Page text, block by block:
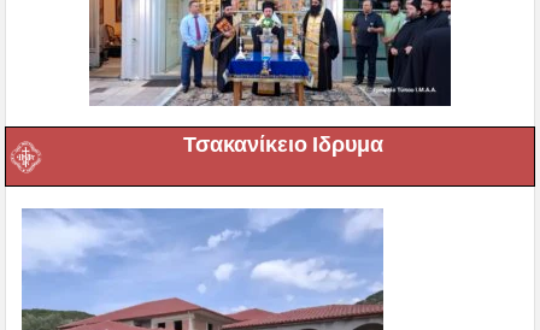
Τσακανίκειο Ιδρυμα